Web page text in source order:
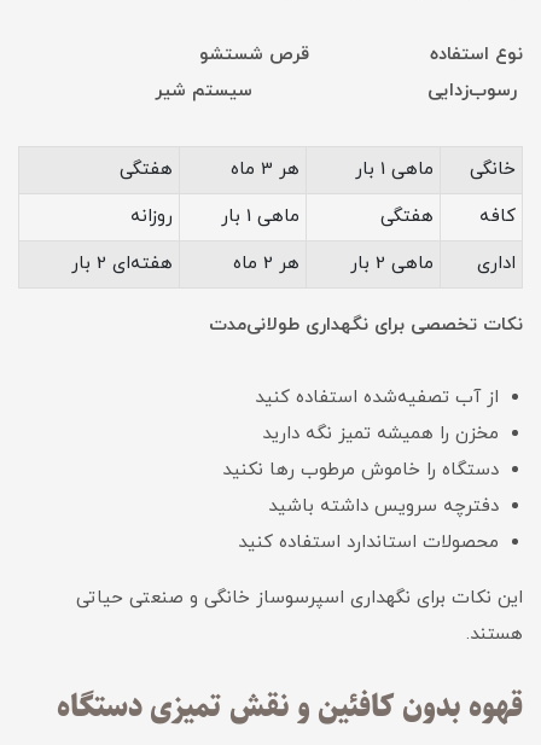
نوع استفاده قرص شستشو
رسوب‌زدایی سیستم شیر
خانگی ماهی 1 بار هر 3 ماه
هفتگی
کافه
هفتگی ماهی 1 بار
روزانه
اداری
ماهی 2 بار هر 2 ماه هفته‌ای 2 بار
نکات تخصصی برای نگهداری طولانی‌مدت
از آب تصفیه‌شده استفاده کنید
مخزن را همیشه تمیز نگه دارید
دستگاه را خاموش مرطوب رها نکنید
دفترچه سرویس داشته باشید
محصولات استاندارد استفاده کنید
این نکات برای نگهداری اسپرسوساز خانگی و صنعتی حیاتی
هستند.
قهوه بدون کافئین و نقش تمیزی دستگاه